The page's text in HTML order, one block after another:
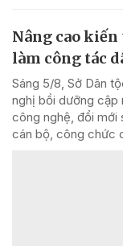
Nâng cao kiến
làm công tác
Sáng 5/8, Sở Dân
nghị bồi dưỡng cập
công nghệ, đổi mới
cán bộ, công chức